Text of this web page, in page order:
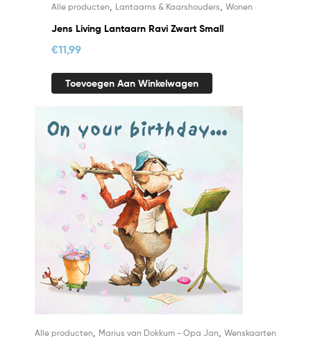
Alle producten Lantaarns & Kaarshouders Wonen
Jens Living Lantaarn Ravi Zwart Small
€11,99
Toevoegen Aan Winkelwagen
Alle producten Marius van Dokkum - Opa Jan Wenskaarten